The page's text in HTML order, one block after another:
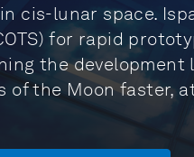
cis-lunar space.
for rapid
the
of the Moon faster,